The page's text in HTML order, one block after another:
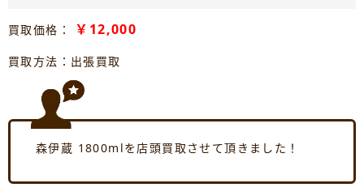
買取価格： ￥12,000
買取方法：出張買取
森伊蔵 1800mlを店頭買取させて頂きました！